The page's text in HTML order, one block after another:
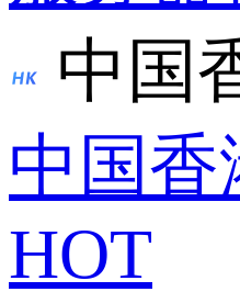
中国
中国香
HOT